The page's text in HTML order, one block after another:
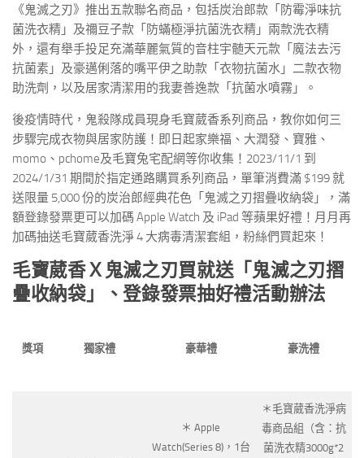
《鬼滅之刃》推出五款聯名商品，包括炭治郎款「防霉淨味抗
菌洗衣精」及禰豆子款「防蟎極淨抗菌洗衣精」兩款洗衣精
外，還有舉手投足充滿華麗氣質的音柱宇髄天元款「魔法去污
抗菌素」及豪邁俐落的嘴平伊之助款「衣物抗菌水」二款衣物
助洗劑，以及居家清潔用的我妻善逸款「抗菌水噴霧」。
後疫情時代，鬼殺隊成員現身毛寶葳香系列商品，教你如何三
步驟完成衣物與居家防護！即日起家樂福、大潤發、寶雅、
momo 、 pchome及毛寶兔宅配網等你收集！ 2023/11/1 到
2024/1/31 期間於指定通路購買系列商品，單筆消費滿 $199就
送限量 5,000份的炭治郎經典花色「鬼滅之刃摺疊收納袋」，滿
額登錄發票更可以加碼 Apple Watch 及 iPad 等蘋果好禮！月月再
加碼抽送毛寶葳香洗淨4 大病毒清潔套組，粉絲們買起來！
毛寶葳香Ｘ鬼滅之刃買就送「鬼滅之刃摺
疊收納袋」、登錄發票抽好禮活動辦法
獎項 獨家禮 豪華禮 豪洗禮
＊ Apple
Watch(Series 8)，1台
＊毛寶葳香洗淨病
毒商品組（含：抗
菌洗衣精3000g*2